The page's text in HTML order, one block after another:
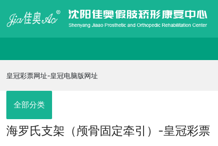
皇冠彩票网址-皇冠电脑版网址
走进佳奥
皇冠电脑版网址的产品展示
皇冠彩票网址-皇冠电脑版网址
全部分类
海罗氏支架（颅骨固定牵引）-皇冠彩票